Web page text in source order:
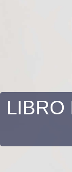
LIBRO